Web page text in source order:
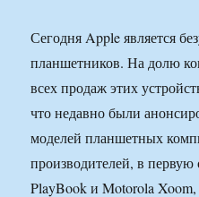
Сегодня Apple является
планшетников. На долю
всех продаж этих
что недавно были
моделей планшетных
производителей, в первую
PlayBook и Motorola